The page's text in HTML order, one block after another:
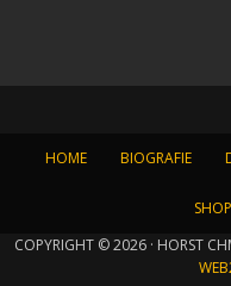
HOME BIOGRAFIE
SHOP
COPYRIGHT © 2026 · HORST